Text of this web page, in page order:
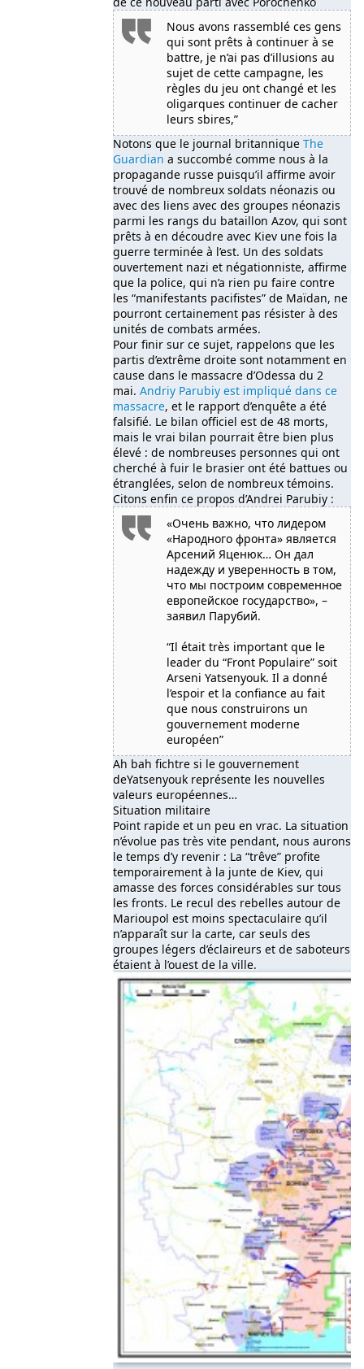
Nous avons rassemblé ces gens
qui sont prêts à continuer à se
battre, je n’ai pas d’illusions au
sujet de cette campagne, les
règles du jeu ont changé et les
oligarques continuer de cacher
leurs sbires,”
Notons que le journal britannique The
Guardian a succombé comme nous à la
propagande russe puisqu’il affirme avoir
trouvé de nombreux soldats néonazis ou
avec des liens avec des groupes néonazis
parmi les rangs du bataillon Azov, qui sont
prêts à en découdre avec Kiev une fois la
guerre terminée à l’est. Un des soldats
ouvertement nazi et négationniste, affirme
que la police, qui n’a rien pu faire contre
les “manifestants pacifistes” de Maïdan, ne
pourront certainement pas résister à des
unités de combats armées.
Pour finir sur ce sujet, rappelons que les
partis d’extrême droite sont notamment en
cause dans le massacre d’Odessa du 2
mai. Andriy Parubiy est impliqué dans ce
massacre, et le rapport d’enquête a été
falsifié. Le bilan officiel est de 48 morts,
mais le vrai bilan pourrait être bien plus
élevé : de nombreuses personnes qui ont
cherché à fuir le brasier ont été battues ou
étranglées, selon de nombreux témoins.
Citons enfin ce propos d’Andrei Parubiy :
«Очень важно, что лидером
«Народного фронта» является
Арсений Яценюк… Он дал
надежду и уверенность в том,
что мы построим современное
европейское государство», –
заявил Парубий.
“Il était très important que le
leader du “Front Populaire” soit
Arseni Yatsenyouk. Il a donné
l’espoir et la confiance au fait
que nous construirons un
gouvernement moderne
européen”
Ah bah fichtre si le gouvernement
deYatsenyouk représente les nouvelles
valeurs européennes…
Situation militaire
Point rapide et un peu en vrac. La situation
n’évolue pas très vite pendant, nous aurons
le temps d’y revenir : La “trêve” profite
temporairement à la junte de Kiev, qui
amasse des forces considérables sur tous
les fronts. Le recul des rebelles autour de
Marioupol est moins spectaculaire qu’il
n’apparaît sur la carte, car seuls des
groupes légers d’éclaireurs et de saboteurs
étaient à l’ouest de la ville.